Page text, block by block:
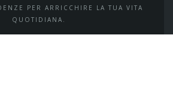
PER ARRICCHIRE LA TUA VITA
QUOTIDIANA.